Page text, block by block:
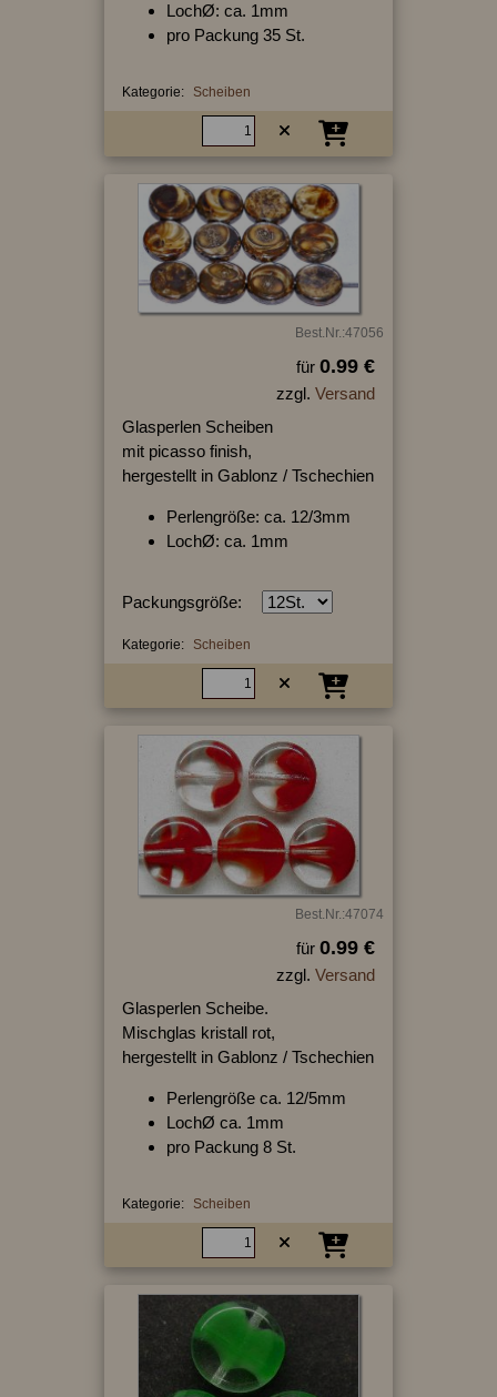
LochØ: ca. 1mm
pro Packung 35 St.
Kategorie: Scheiben
Best.Nr.:47056
für 0.99 €
zzgl. Versand
Glasperlen Scheiben
mit picasso finish,
hergestellt in Gablonz / Tschechien
Perlengröße: ca. 12/3mm
LochØ: ca. 1mm
Packungsgröße:
Kategorie: Scheiben
Best.Nr.:47074
für 0.99 €
zzgl. Versand
Glasperlen Scheibe.
Mischglas kristall rot,
hergestellt in Gablonz / Tschechien
Perlengröße ca. 12/5mm
LochØ ca. 1mm
pro Packung 8 St.
Kategorie: Scheiben